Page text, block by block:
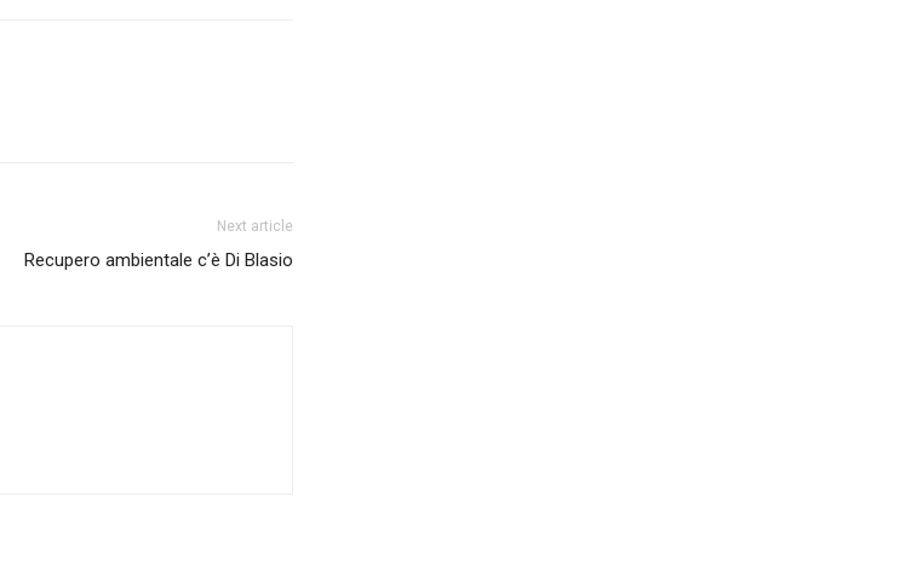
Next article
Recupero ambientale c’è Di Blasio